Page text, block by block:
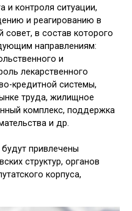
и контроля ситуации,
и реагированию в
в состав которого
направлениям:
и
лекарственного
кредитной системы,
труда, жилищное
комплекс, поддержка
и др.
привлечены
структур, органов
корпуса,